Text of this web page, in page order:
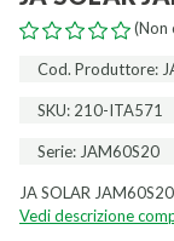
(Non
Cod. Produttore:
SKU: 210-ITA571
Serie: JAM60S20
JA SOLAR
Vedi descrizione